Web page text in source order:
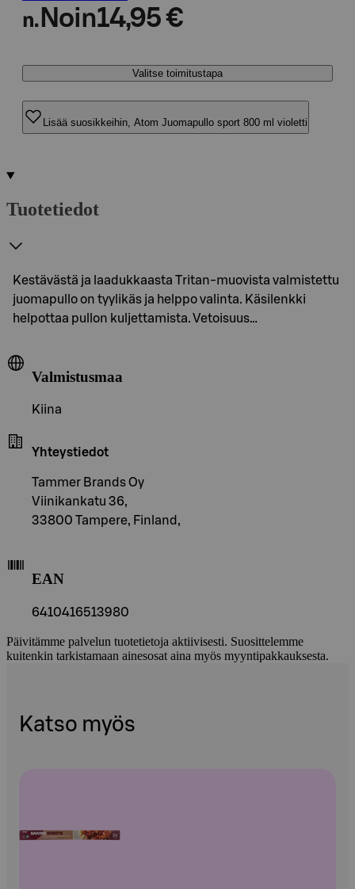
n. Noin14,95 €
Valitse toimitustapa
Lisää suosikkeihin, Atom Juomapullo sport 800 ml violetti
Tuotetiedot
Kestävästä ja laadukkaasta Tritan-muovista valmistettu
juomapullo on tyylikäs ja helppo valinta. Käsilenkki
helpottaa pullon kuljettamista. Vetoisuus…
Valmistusmaa
Kiina
Yhteystiedot
Tammer Brands Oy
Viinikankatu 36,
33800 Tampere, Finland,
EAN
6410416513980
Päivitämme palvelun tuotetietoja aktiivisesti. Suosittelemme
kuitenkin tarkistamaan ainesosat aina myös myyntipakkauksesta.
Katso myös